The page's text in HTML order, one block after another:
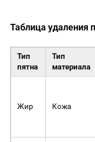
Таблица удаления
Тип
пятна
Тип
материала
Жир Кожа